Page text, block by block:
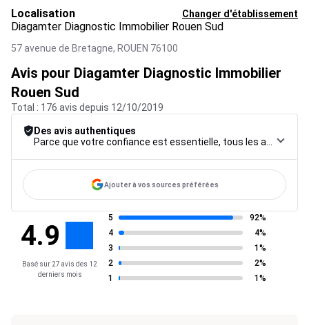
Localisation Changer d'établissement
Diagamter Diagnostic Immobilier Rouen Sud
57 avenue de Bretagne, ROUEN 76100
Avis pour Diagamter Diagnostic Immobilier
Rouen Sud
Total : 176 avis depuis 12/10/2019
Des avis authentiques
Ajouter à vos sources préférées
4.9
Basé sur 27 avis des 12
derniers mois
5
92%
4
4%
3
1%
2
2%
1
1%